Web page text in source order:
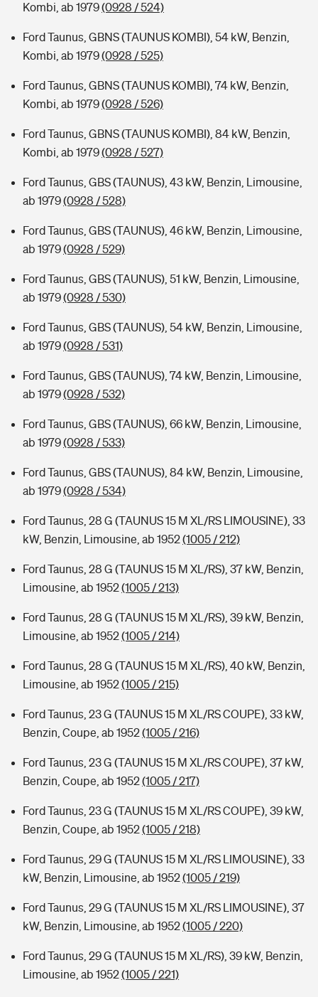
Kombi, ab 1979(0928 / 524)
Ford Taunus, GBNS (TAUNUS KOMBI), 54 kW, Benzin,
Kombi, ab 1979(0928 / 525)
Ford Taunus, GBNS (TAUNUS KOMBI), 74 kW, Benzin,
Kombi, ab 1979(0928 / 526)
Ford Taunus, GBNS (TAUNUS KOMBI), 84 kW, Benzin,
Kombi, ab 1979(0928 / 527)
Ford Taunus, GBS (TAUNUS), 43 kW, Benzin, Limousine,
ab 1979(0928 / 528)
Ford Taunus, GBS (TAUNUS), 46 kW, Benzin, Limousine,
ab 1979(0928 / 529)
Ford Taunus, GBS (TAUNUS), 51 kW, Benzin, Limousine,
ab 1979(0928 / 530)
Ford Taunus, GBS (TAUNUS), 54 kW, Benzin, Limousine,
ab 1979(0928 / 531)
Ford Taunus, GBS (TAUNUS), 74 kW, Benzin, Limousine,
ab 1979(0928 / 532)
Ford Taunus, GBS (TAUNUS), 66 kW, Benzin, Limousine,
ab 1979(0928 / 533)
Ford Taunus, GBS (TAUNUS), 84 kW, Benzin, Limousine,
ab 1979(0928 / 534)
Ford Taunus, 28 G (TAUNUS 15 M XL/RS LIMOUSINE), 33
kW, Benzin, Limousine, ab 1952(1005 / 212)
Ford Taunus, 28 G (TAUNUS 15 M XL/RS), 37 kW, Benzin,
Limousine, ab 1952(1005 / 213)
Ford Taunus, 28 G (TAUNUS 15 M XL/RS), 39 kW, Benzin,
Limousine, ab 1952(1005 / 214)
Ford Taunus, 28 G (TAUNUS 15 M XL/RS), 40 kW, Benzin,
Limousine, ab 1952(1005 / 215)
Ford Taunus, 23 G (TAUNUS 15 M XL/RS COUPE), 33 kW,
Benzin, Coupe, ab 1952(1005 / 216)
Ford Taunus, 23 G (TAUNUS 15 M XL/RS COUPE), 37 kW,
Benzin, Coupe, ab 1952(1005 / 217)
Ford Taunus, 23 G (TAUNUS 15 M XL/RS COUPE), 39 kW,
Benzin, Coupe, ab 1952(1005 / 218)
Ford Taunus, 29 G (TAUNUS 15 M XL/RS LIMOUSINE), 33
kW, Benzin, Limousine, ab 1952(1005 / 219)
Ford Taunus, 29 G (TAUNUS 15 M XL/RS LIMOUSINE), 37
kW, Benzin, Limousine, ab 1952(1005 / 220)
Ford Taunus, 29 G (TAUNUS 15 M XL/RS), 39 kW, Benzin,
Limousine, ab 1952(1005 / 221)